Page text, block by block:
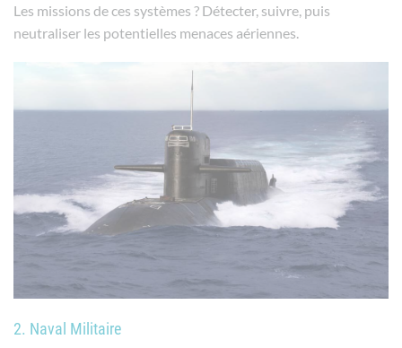
Les missions de ces systèmes ? Détecter, suivre, puis
neutraliser les potentielles menaces aériennes.
2. Naval Militaire